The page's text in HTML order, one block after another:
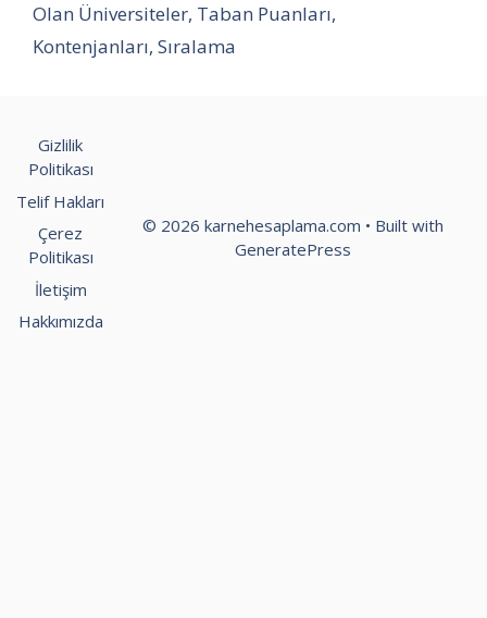
Olan Üniversiteler, Taban Puanları,
Kontenjanları, Sıralama
Gizlilik
Politikası
Telif Hakları
Çerez
Politikası
İletişim
Hakkımızda
© 2026 karnehesaplama.com • Built with
GeneratePress